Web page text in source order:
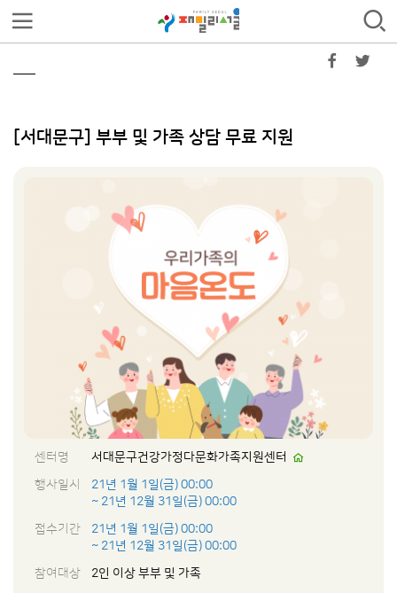
[서대문구] 부부 및 가족 상담 무료 지원
센터명
서대문구건강가정다문화가족지원센터
행사일시
21년 1월 1일(금) 00:00
~ 21년 12월 31일(금) 00:00
접수기간
21년 1월 1일(금) 00:00
~ 21년 12월 31일(금) 00:00
참여대상
2인 이상 부부 및 가족